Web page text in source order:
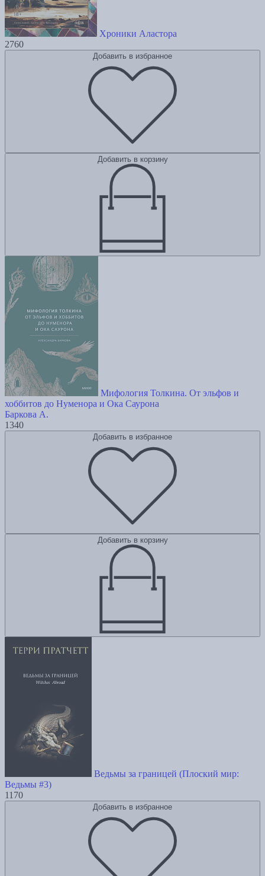
Хроники Аластора
2760
Добавить в избранное
Добавить в корзину
Мифология Толкина. От эльфов и
хоббитов до Нуменора и Ока Саурона
Баркова А.
1340
Добавить в избранное
Добавить в корзину
Ведьмы за границей (Плоский мир:
Ведьмы #3)
1170
Добавить в избранное